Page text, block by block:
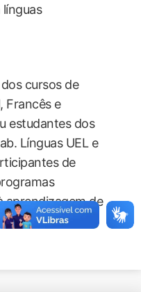
cursos de
Francês e
estudantes dos
Línguas UEL e
de
aprendizagem de